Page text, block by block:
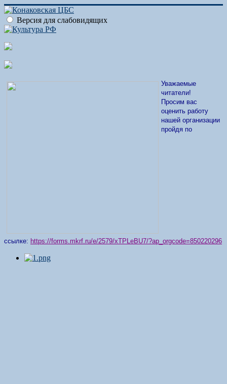
Версия для слабовидящих
Уважаемые
читатели!
Просим вас
оценить работу
нашей организации
пройдя по
ссылке: https://forms.mkrf.ru/e/2579/xTPLeBU7/?ap_orgcode=850220296